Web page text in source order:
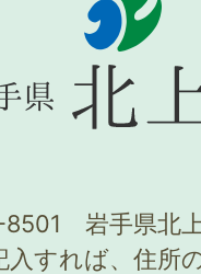
岩手県北
入すれば、住所